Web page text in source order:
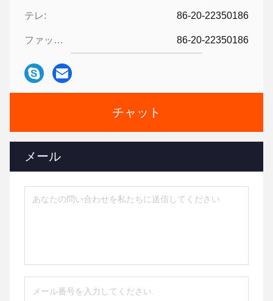
テレ: 86-20-22350186
ファックス: 86-20-22350186
チャット
メール